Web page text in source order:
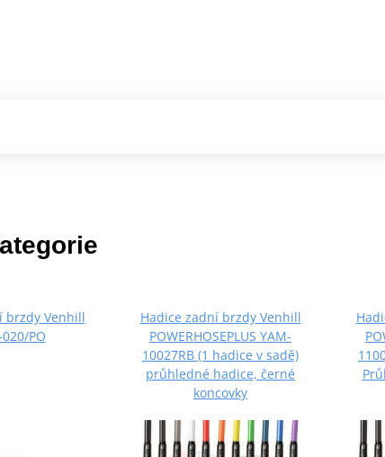
brzdy Venhill
PO
Hadice zadní brzdy Venhill
POWERHOSEPLUS YAM-
10027RB (1 hadice v sadě)
průhledné hadice, černé
koncovky